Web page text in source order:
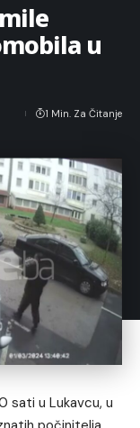
u
1 Min. Za Čitanje
sati u Lukavcu, u